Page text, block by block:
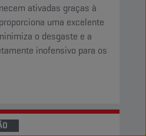
ativadas graças à
uma excelente
o desgaste e a
inofensivo para os